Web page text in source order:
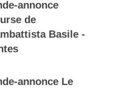
annonce
de
Basile -
annonce Le